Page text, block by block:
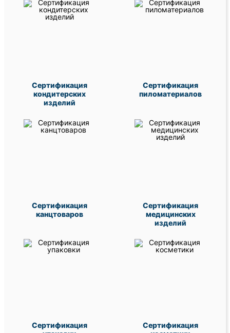
Сертификация
кондитерских
изделий
Сертификация
пиломатериалов
Сертификация
канцтоваров
Сертификация
медицинских
изделий
Сертификация
Сертификация